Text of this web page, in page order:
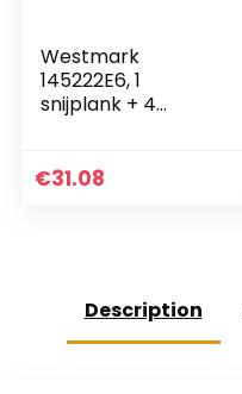
Westmark
145222E6, 1
snijplank + 4
€31.08
Description